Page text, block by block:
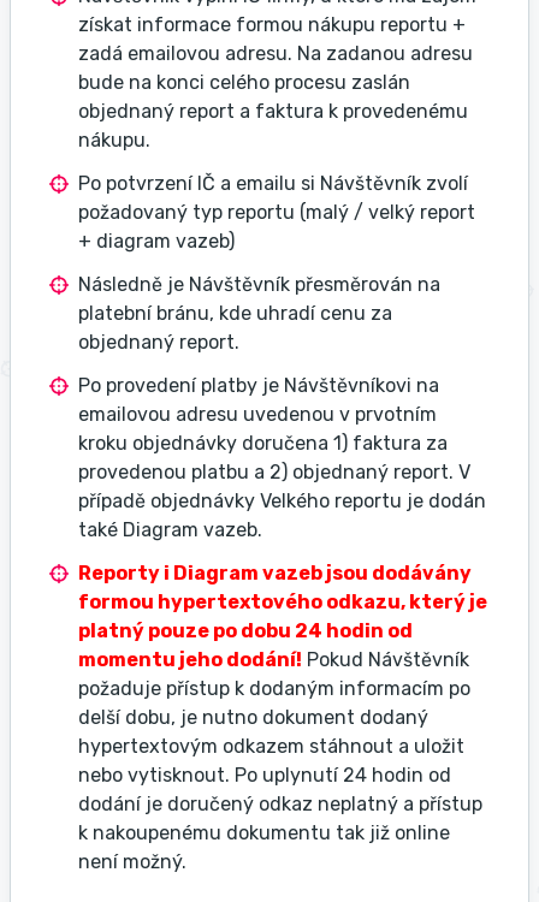
získat informace formou nákupu reportu +
zadá emailovou adresu. Na zadanou adresu
bude na konci celého procesu zaslán
objednaný report a faktura k provedenému
nákupu.
Po potvrzení IČ a emailu si Návštěvník zvolí
požadovaný typ reportu (malý / velký report
+ diagram vazeb)
Následně je Návštěvník přesměrován na
platební bránu, kde uhradí cenu za
objednaný report.
Po provedení platby je Návštěvníkovi na
emailovou adresu uvedenou v prvotním
kroku objednávky doručena 1) faktura za
provedenou platbu a 2) objednaný report. V
případě objednávky Velkého reportu je dodán
také Diagram vazeb.
Reporty i Diagram vazeb jsou dodávány
formou hypertextového odkazu, který je
platný pouze po dobu 24 hodin od
momentu jeho dodání! Pokud Návštěvník
požaduje přístup k dodaným informacím po
delší dobu, je nutno dokument dodaný
hypertextovým odkazem stáhnout a uložit
nebo vytisknout. Po uplynutí 24 hodin od
dodání je doručený odkaz neplatný a přístup
k nakoupenému dokumentu tak již online
není možný.